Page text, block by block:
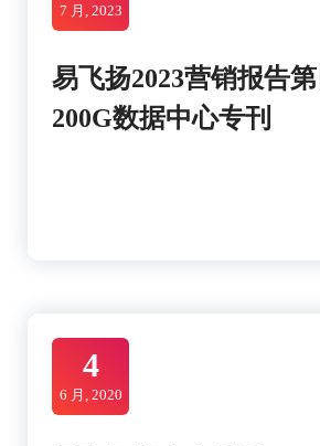
7 月, 2023
易飞扬2023营销报告
200G数据中心专刊
4
6 月, 2020